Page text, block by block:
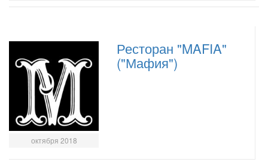
октября 2018
Ресторан "MAFIA"
("Мафия")